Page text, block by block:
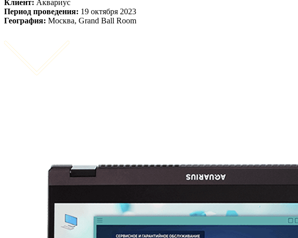
Клиент: Аквариус
Период проведения: 19 октября 2023
География: Москва, Grand Ball Room